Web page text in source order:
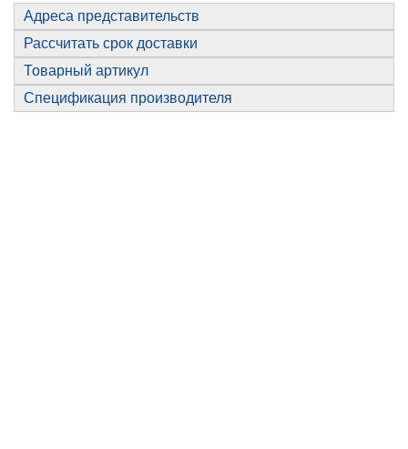
Адреса представительств
Рассчитать срок доставки
Товарный артикул
Спецификация производителя